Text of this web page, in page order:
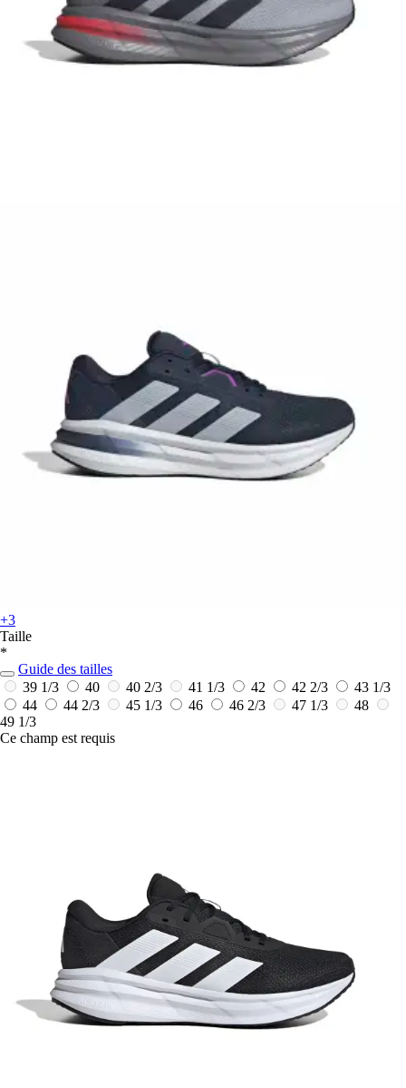
+3
Taille
*
Guide des tailles
39 1/3
40 40 2/3 41 1/3 42 42 2/3
43 1/3
44
44 2/3 45 1/3 46 46 2/3 47 1/3
48
49 1/3
Ce champ est requis